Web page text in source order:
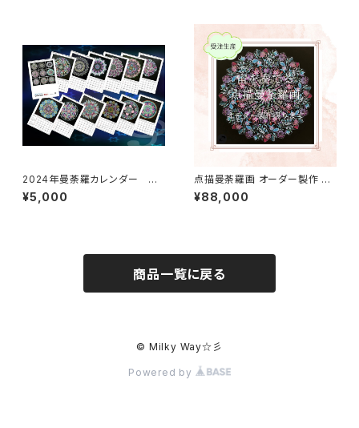
2024年曼荼羅カレンダー 壁
掛け1ケ月12枚(+表紙付き)タイ
プ
¥5,000
点描曼荼羅画 オーダー製作 30
㎝×30㎝
¥88,000
商品一覧に戻る
© Milky Way☆彡
Powered by